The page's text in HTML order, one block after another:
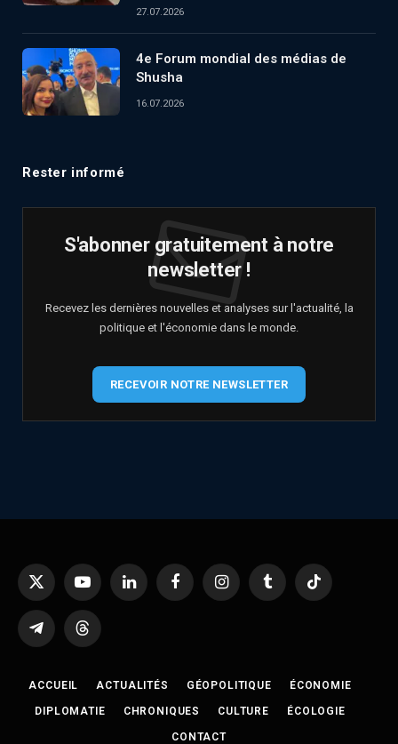
27.07.2026
4e Forum mondial des médias de
Shusha
16.07.2026
Rester informé
S'abonner gratuitement à notre
newsletter !
Recevez les dernières nouvelles et analyses sur l'actualité, la
politique et l'économie dans le monde.
RECEVOIR NOTRE NEWSLETTER
X
YouTubeLinkedIn FacebookInstagramTumblr TikTok
TelegramThreads
ACCUEIL ACTUALITÉS GÉOPOLITIQUE ÉCONOMIE
DIPLOMATIE CHRONIQUES CULTURE ÉCOLOGIE
CONTACT